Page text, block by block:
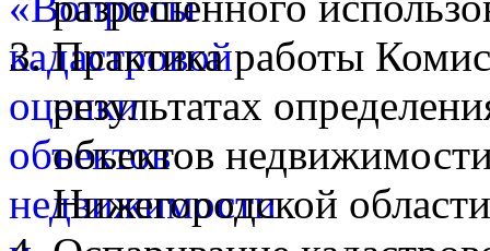
Практика работы
результатах
объектов
Нижегородской